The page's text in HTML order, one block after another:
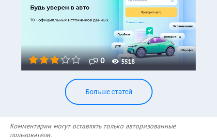
0 5518
Больше статей
Комментарии могут оставлять только авторизованные
пользователи.